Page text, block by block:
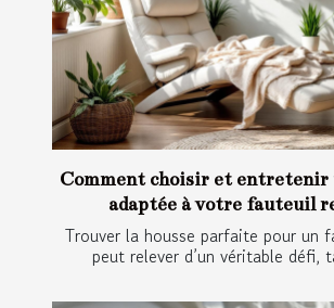
Comment choisir et entretenir
adaptée à votre fauteuil
Trouver la housse parfaite pour un
peut relever d’un véritable défi,